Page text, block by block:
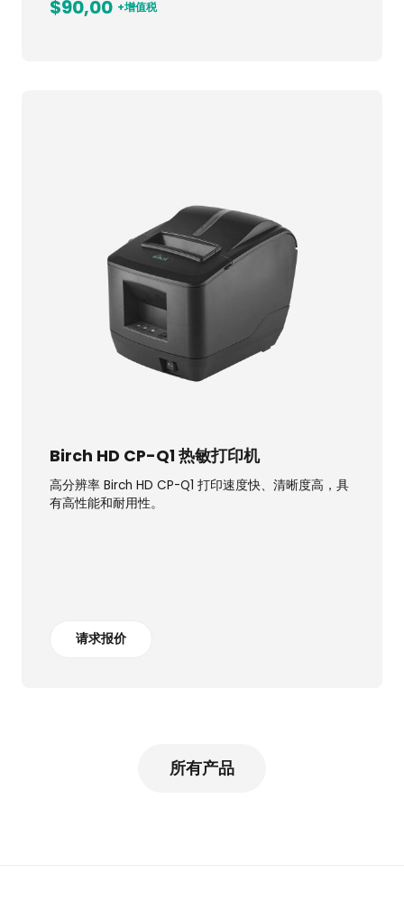
$90,00 +增值税
Birch HD CP-Q1 热敏打印机
高分辨率 Birch HD CP-Q1 打印速度快、清晰度高，具
有高性能和耐用性。
请求报价
所有产品